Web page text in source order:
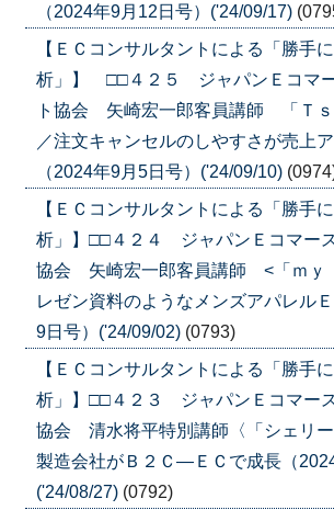
（2024年9月12日号）('24/09/17)
【ＥＣコンサルタントによる「勝手
析」】 □□４２５ ジャパンＥコマ
ト協会 矢崎宏一郎客員講師 「Ｔｓ
／注文キャンセルのしやすさが売上
（2024年9月5日号）('24/09/10)
【ＥＣコンサルタントによる「勝手
析」】□□４２４ ジャパンＥコマー
協会 矢崎宏一郎客員講師 <「ｍ
レゼン資料のようなメンズアパレル
9日号）('24/09/02) (0793)
【ＥＣコンサルタントによる「勝手
析」】□□４２３ ジャパンＥコマー
協会 清水将平特別講師〈「シェリ
製造会社がＢ２Ｃ―ＥＣで成長（
('24/08/27) (0792)